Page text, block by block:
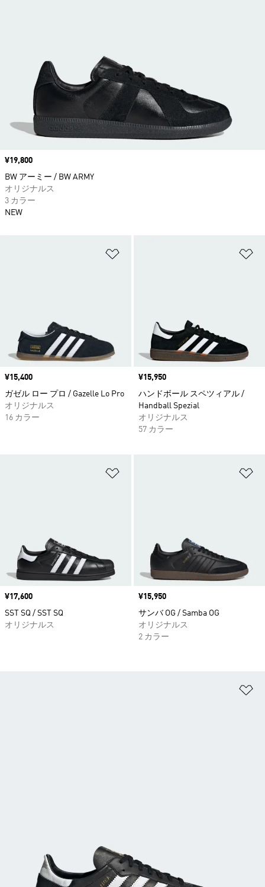
価格
¥15,400
ガゼル ロー プロ / Gazelle Lo Pro
オリジナルス
16 カラー
価格
¥15,950
ハンドボール スペツィアル /
Handball Spezial
オリジナルス
57 カラー
価格
¥17,600
SST SQ / SST SQ
オリジナルス
価格
¥15,950
サンバ OG / Samba OG
オリジナルス
2 カラー
価格
¥19,800
BW アーミー / BW ARMY
オリジナルス
3 カラー
NEW